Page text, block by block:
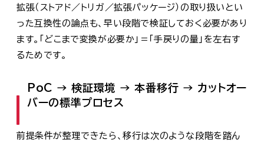
拡張（ストアド／トリガ／拡張パッケージ）の取り扱いとい
った互換性の論点も、早い段階で検証しておく必要があり
ます。「どこまで変換が必要か」＝「手戻りの量」を左右す
るためです。
PoC → 検証環境 → 本番移行 → カットオー
バーの標準プロセス
前提条件が整理できたら、移行は次のような段階を踏ん